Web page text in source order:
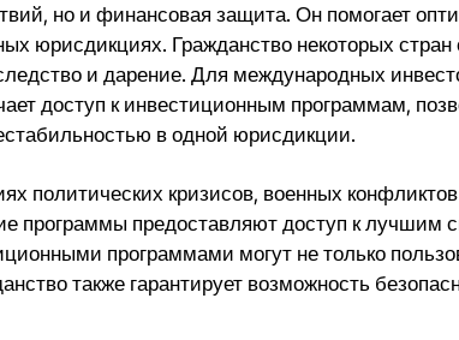
но и финансовая защита. Он помогает
юрисдикциях. Гражданство некоторых
и дарение. Для международных
доступ к инвестиционным программам,
в одной юрисдикции.
политических кризисов, военных
программы предоставляют доступ к лучшим
программами могут не только
также гарантирует возможность